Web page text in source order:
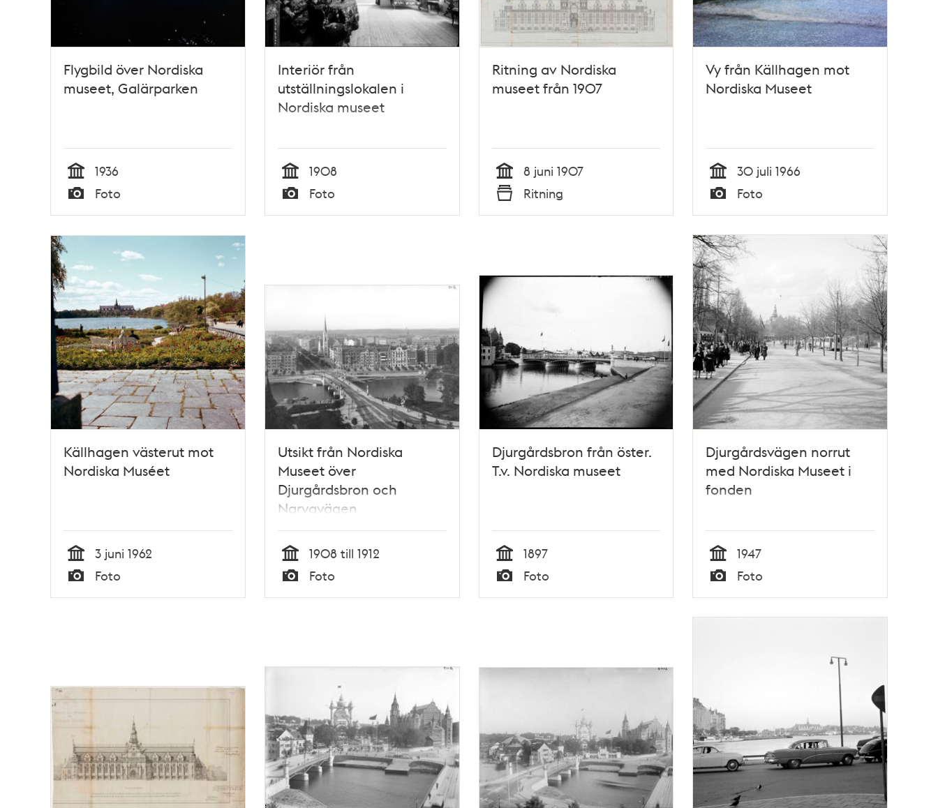
Flygbild över Nordiska
museet, Galärparken
Tid
1936
Typ
Foto
Interiör från
utställningslokalen i
Nordiska museet
Tid
1908
Typ
Foto
Ritning av Nordiska
museet från 1907
Tid
8 juni 1907
Typ
Ritning
Vy från Källhagen mot
Nordiska Museet
Tid
30 juli 1966
Typ
Foto
Källhagen västerut mot
Nordiska Muséet
Tid
3 juni 1962
Typ
Foto
Utsikt från Nordiska
Museet över
Djurgårdsbron och
Narvavägen
Tid
1908 till 1912
Typ
Foto
Djurgårdsbron från öster.
T.v. Nordiska museet
Tid
1897
Typ
Foto
Djurgårdsvägen norrut
med Nordiska Museet i
fonden
Tid
1947
Typ
Foto